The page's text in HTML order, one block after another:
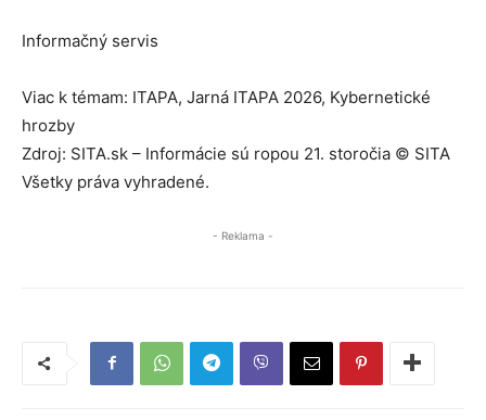
Informačný servis
Viac k témam: ITAPA, Jarná ITAPA 2026, Kybernetické
hrozby
Zdroj: SITA.sk – Informácie sú ropou 21. storočia © SITA
Všetky práva vyhradené.
- Reklama -